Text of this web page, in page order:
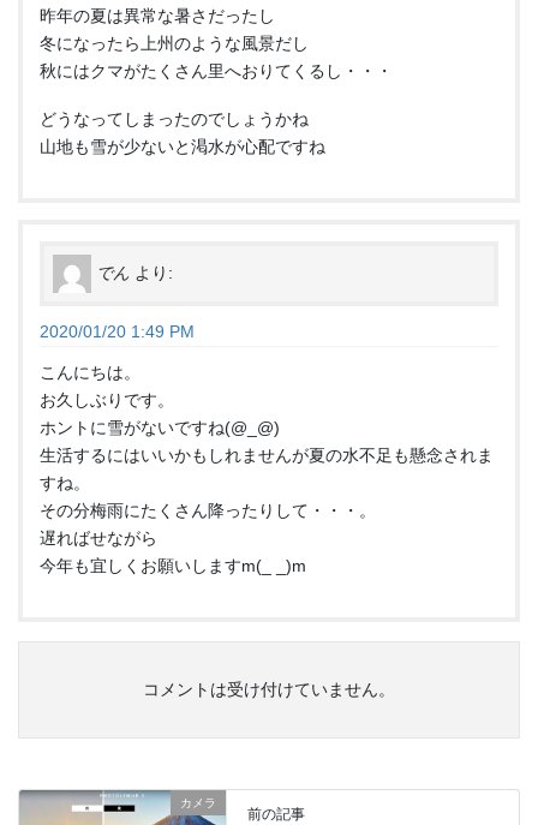
昨年の夏は異常な暑さだったし
冬になったら上州のような風景だし
秋にはクマがたくさん里へおりてくるし・・・
どうなってしまったのでしょうかね
山地も雪が少ないと渇水が心配ですね
でん より:
2020/01/20 1:49 PM
こんにちは。
お久しぶりです。
ホントに雪がないですね(@_@)
生活するにはいいかもしれませんが夏の水不足も懸念されま
すね。
その分梅雨にたくさん降ったりして・・・。
遅ればせながら
今年も宜しくお願いしますm(_ _)m
コメントは受け付けていません。
カメラ
前の記事